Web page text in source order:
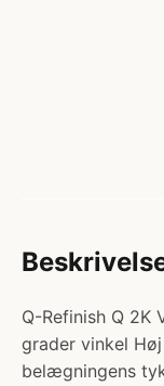
Q-Refinish Q 2K
grader vinkel
belægningens